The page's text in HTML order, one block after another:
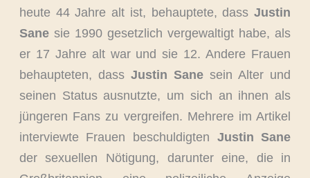
heute 44 Jahre alt ist, behauptete, dassJustin
Sanesie 1990 gesetzlich vergewaltigt habe, als
er 17 Jahre alt war und sie 12. Andere Frauen
behaupteten, dass Justin Sane sein Alter und
seinen Status ausnutzte, um sich an ihnen als
jüngeren Fans zu vergreifen. Mehrere im Artikel
interviewte Frauen beschuldigten Justin Sane
der sexuellen Nötigung, darunter eine, die in